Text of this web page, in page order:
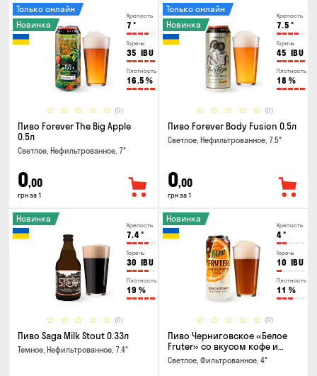
Крепость
7 °
Горечь
35 IBU
Плотность
16.5 %
(0)
Только онлайн
Новинка
Пиво Forever The Big Apple
0.5л
Светлое, Нефильтрованное, 7°
0,00
грн за 1
Крепость
7.5 °
Горечь
45 IBU
Плотность
18 %
(0)
Только онлайн
Новинка
Пиво Forever Body Fusion 0.5л
Светлое, Нефильтрованное, 7.5°
0,00
грн за 1
Крепость
7.4°
Горечь
30 IBU
Плотность
19 %
(0)
Новинка
Пиво Saga Milk Stout 0.33л
Темное, Нефильтрованное, 7.4°
Крепость
4°
Горечь
10 IBU
Плотность
11 %
(0)
Новинка
Пиво Черниговское «Белое
Fruter» со вкусом кофе и
апельсина 0.5 л
Светлое, Фильтрованное, 4°